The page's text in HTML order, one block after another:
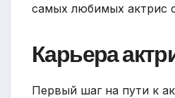
самых любимых актрис
Карьера
Первый шаг на пути к